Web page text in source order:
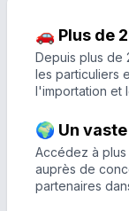
🚗 Plus de
Depuis plus de
les particuliers
l'importation et
🌍 Un
Accédez à
auprès de
partenaires